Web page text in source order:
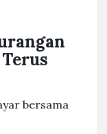
bersama